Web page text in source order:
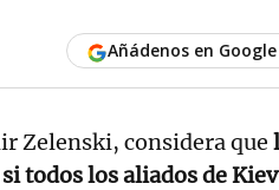
Añádenos en Google
Zelenski, considera que
todos los aliados de Kiev